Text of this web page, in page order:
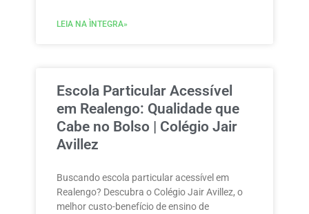
LEIA NA ÌNTEGRA»
Escola Particular Acessível
em Realengo: Qualidade que
Cabe no Bolso | Colégio Jair
Avillez
Buscando escola particular acessível em
Realengo? Descubra o Colégio Jair Avillez, o
melhor custo-benefício de ensino de